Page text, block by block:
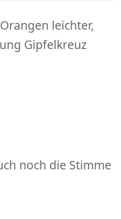
leichter,
Gipfelkreuz
noch die Stimme